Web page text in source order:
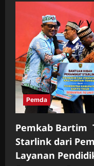
Pemda
Pemkab Bartim
Starlink dari
Layanan